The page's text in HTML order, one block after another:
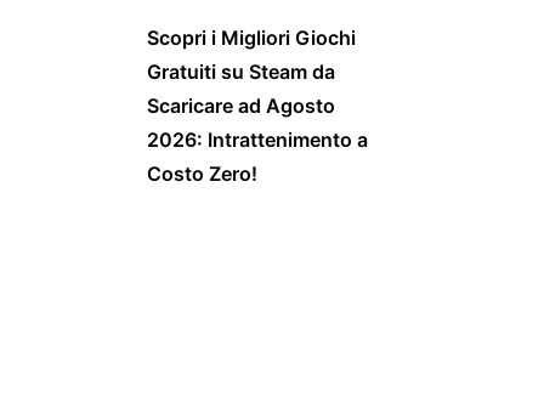
Scopri i Migliori Giochi
Gratuiti su Steam da
Scaricare ad Agosto
2026: Intrattenimento a
Costo Zero!